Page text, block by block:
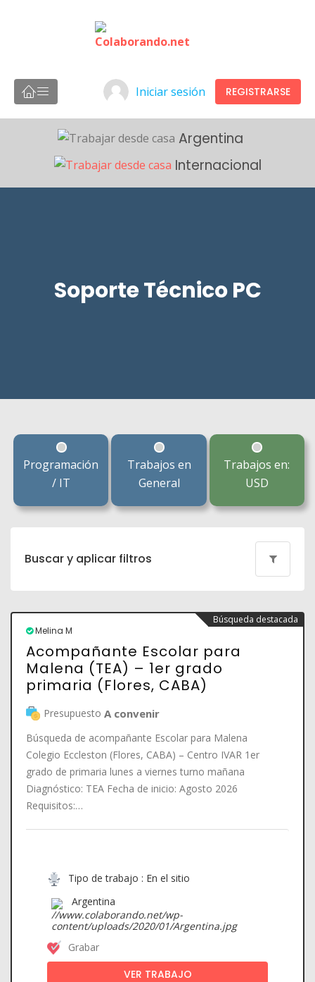
Iniciar sesión REGISTRARSE
Argentina
Internacional
Soporte Técnico PC
Programación
/ IT
Trabajos en
General
Trabajos en:
USD
Buscar y aplicar filtros
Búsqueda destacada
Melina M
Acompañante Escolar para
Malena (TEA) – 1er grado
primaria (Flores, CABA)
Presupuesto A convenir
Búsqueda de acompañante Escolar para Malena
Colegio Eccleston (Flores, CABA) – Centro IVAR 1er
grado de primaria lunes a viernes turno mañana
Diagnóstico: TEA Fecha de inicio: Agosto 2026
Requisitos:…
Tipo de trabajo : En el sitio
Argentina
Grabar
VER TRABAJO